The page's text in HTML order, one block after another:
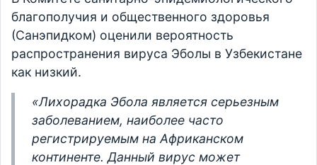
благополучия и общественного здоровья
(Санэпидком) оценили вероятность
распространения вируса Эболы в Узбекистане
как низкий.
«Лихорадка Эбола является серьезным
заболеванием, наиболее часто
регистрируемым на Африканском
континенте. Данный вирус может